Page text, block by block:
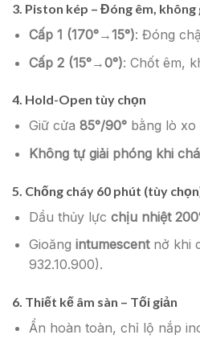
3. Piston kép – Đóng êm, không
Cấp 1 (170°→15°): Đóng
Cấp 2 (15°→0°): Chốt êm,
4. Hold-Open tùy chọn
Giữ cửa 85°/90°bằng lò xo
Không tự giải phóng khi
5. Chống cháy 60 phút (tùy
Dầu thủy lực chịu nhiệt
Gioăng intumescentnở khi
932.10.900).
6. Thiết kế âm sàn – Tối giản
Ẩn hoàn toàn, chỉ lộ nắp